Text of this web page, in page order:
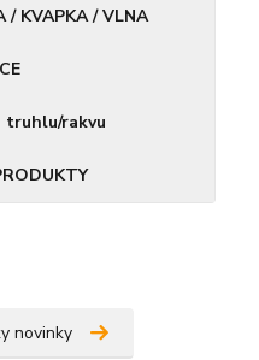
/ KVAPKA / VLNA
truhlu/rakvu
novinky